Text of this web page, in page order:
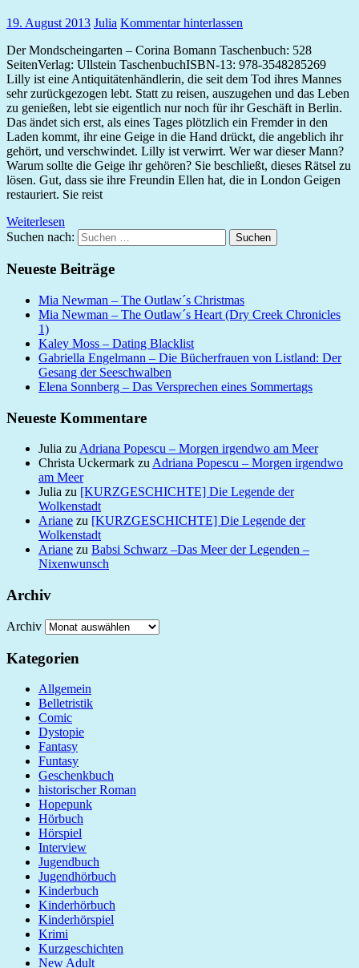
19. August 2013 Julia Kommentar hinterlassen
Der Mondscheingarten – Corina Bomann Taschenbuch: 528
SeitenVerlag: Ullstein TaschenbuchISBN-13: 978-3548285269
Lilly ist eine Antiquitätenhändlerin, die seit dem Tod ihres Mannes
sehr zurückgezogen lebt. Statt zu reisen, auszugehen und das Leben
zu genießen, lebt sie eigentlich nur noch für ihr Geschäft in Berlin.
Das ändet sich erst, als eines Tages plötzlich ein Fremder in den
Laden kommt, ihr eine Geige in die Hand drückt, die angeblich ihr
gehört, und verschwindet. Lilly ist verwirrt. Wer war dieser Mann?
Warum sollte die Geige ihr gehören? Sie beschließt, dieses Rätsel zu
lösen. Gut, dass sie ihre Freundin Ellen hat, die in London Geigen
restauriert. Sie reist
Weiterlesen
Suchen nach:
Suchen
Neueste Beiträge
Mia Newman – The Outlaw´s Christmas
Mia Newman – The Outlaw´s Heart (Dry Creek Chronicles
1)
Kaley Moss – Dating Blacklist
Gabriella Engelmann – Die Bücherfrauen von Listland: Der
Gesang der Seeschwalben
Elena Sonnberg – Das Versprechen eines Sommertags
Neueste Kommentare
Julia zuAdriana Popescu – Morgen irgendwo am Meer
Christa Uckermark zuAdriana Popescu – Morgen irgendwo
am Meer
Julia zu [KURZGESCHICHTE] Die Legende der
Wolkenstadt
Ariane zu [KURZGESCHICHTE] Die Legende der
Wolkenstadt
Ariane zu Babsi Schwarz –Das Meer der Legenden –
Nixenwunsch
Archiv
Archiv
Kategorien
Allgemein
Belletristik
Comic
Dystopie
Fantasy
Funtasy
Geschenkbuch
historischer Roman
Hopepunk
Hörbuch
Hörspiel
Interview
Jugendbuch
Jugendhörbuch
Kinderbuch
Kinderhörbuch
Kinderhörspiel
Krimi
Kurzgeschichten
New Adult